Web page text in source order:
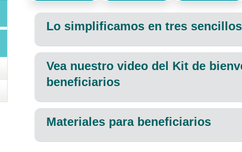
Lo simplificamos en tres
Vea nuestro video del Kit de
beneficiarios
Materiales para beneficiarios